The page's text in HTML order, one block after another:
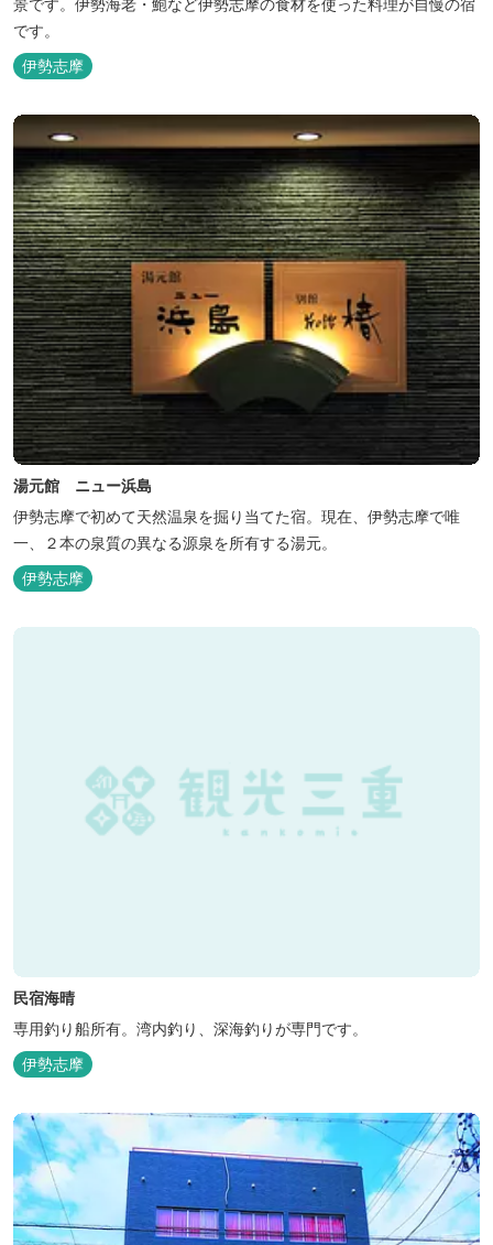
です。
伊勢志摩
湯元館 ニュー浜島
伊勢志摩で初めて天然温泉を掘り当てた宿。現在、伊勢志摩で唯
一、２本の泉質の異なる源泉を所有する湯元。
伊勢志摩
民宿海晴
専用釣り船所有。湾内釣り、深海釣りが専門です。
伊勢志摩